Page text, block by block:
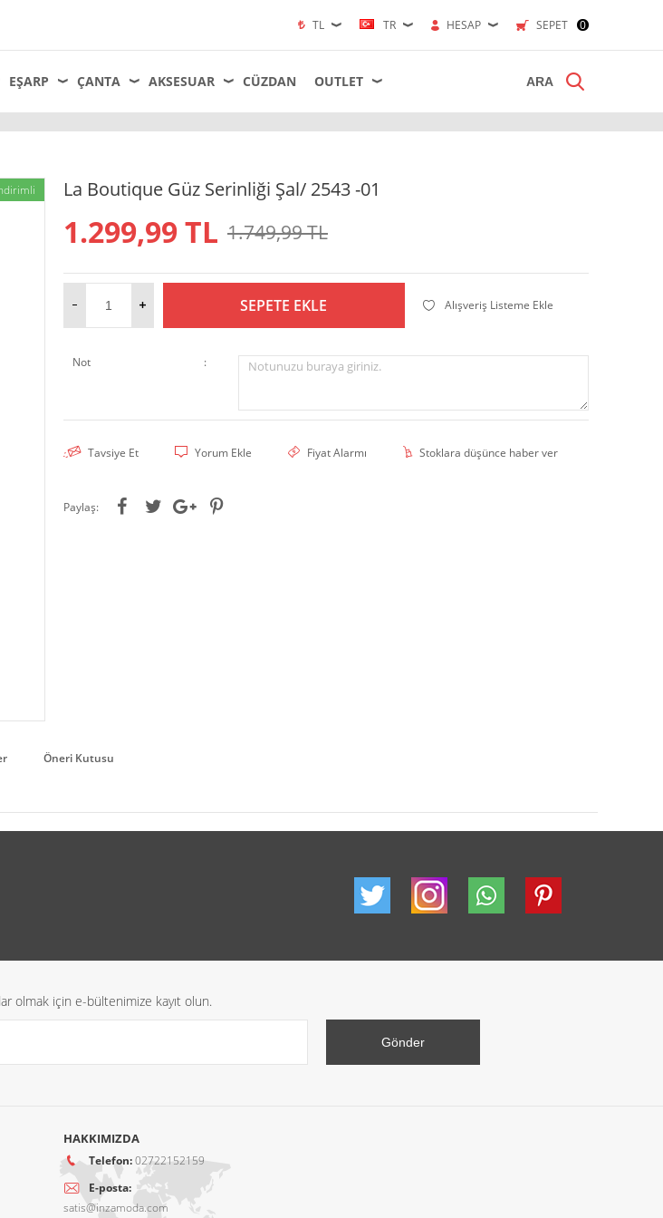
SEPET 0
HESAP
TR
TL
EŞARP ÇANTA AKSESUAR CÜZDAN OUTLET
La Boutique Güz Serinliği Şal/ 2543 -01
1.299,99TL 1.749,99TL
SEPETE EKLE Alışveriş Listeme Ekle
Not : Notunuzu buraya giriniz.
Tavsiye Et Yorum Ekle Fiyat Alarmı Stoklara düşünce haber ver
Paylaş:
Öneri Kutusu
olmak için e-bültenimize kayıt olun.
HAKKIMIZDA
Telefon:02722152159
E-posta:
satis@inzamoda.com